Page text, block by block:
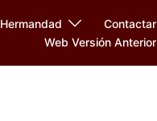
Hermandad
Contactar
Web Versión Anterior